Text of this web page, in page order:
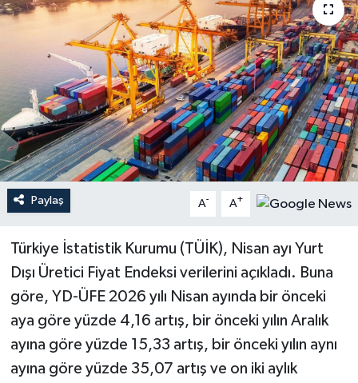
Paylaş A- A+
Türkiye İstatistik Kurumu (TÜİK), Nisan ayı Yurt
Dışı Üretici Fiyat Endeksi verilerini açıkladı. Buna
göre, YD-ÜFE 2026 yılı Nisan ayında bir önceki
aya göre yüzde 4,16 artış, bir önceki yılın Aralık
ayına göre yüzde 15,33 artış, bir önceki yılın aynı
ayına göre yüzde 35,07 artış ve on iki aylık
Mersin Tarihi
Özel Haber
Politika
Resmi İlan
Sağlık
Spor
Sürmanşet
Teknoloji
Yaşam